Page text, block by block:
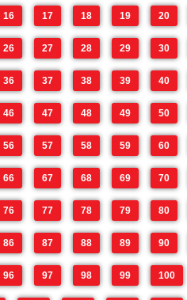
16 17 18 19 20
26 27 28 29 30
36 37 38 39 40
46 47 48 49 50
56 57 58 59 60
66 67 68 69 70
76 77 78 79 80
86 87 88 89 90
96 97 98 99 100